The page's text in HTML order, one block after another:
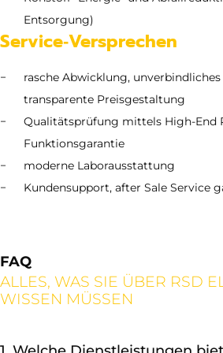
Entsorgung)
Service‑Versprechen
rasche Abwicklung,
transparente Preisgestaltung
Qualitätsprüfung mittels High-End
Funktionsgarantie
moderne Laborausstattung
Kundensupport, after Sale Service
FAQ
ALLES, WAS SIE ÜBER RSD
WISSEN MÜSSEN